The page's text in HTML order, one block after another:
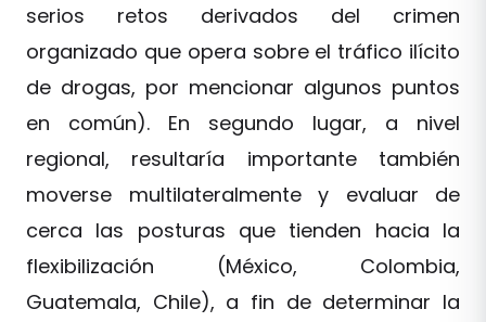
serios retos derivados del crimen
organizado que opera sobre el tráfico ilícito
de drogas, por mencionar algunos puntos
en común). En segundo lugar, a nivel
regional, resultaría importante también
moverse multilateralmente y evaluar de
cerca las posturas que tienden hacia la
flexibilización (México, Colombia,
Guatemala, Chile), a fin de determinar la